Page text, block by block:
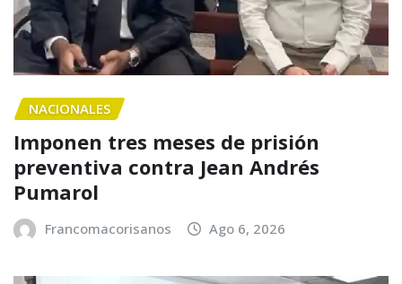
NACIONALES
Imponen tres meses de prisión
preventiva contra Jean Andrés
Pumarol
Francomacorisanos Ago 6, 2026